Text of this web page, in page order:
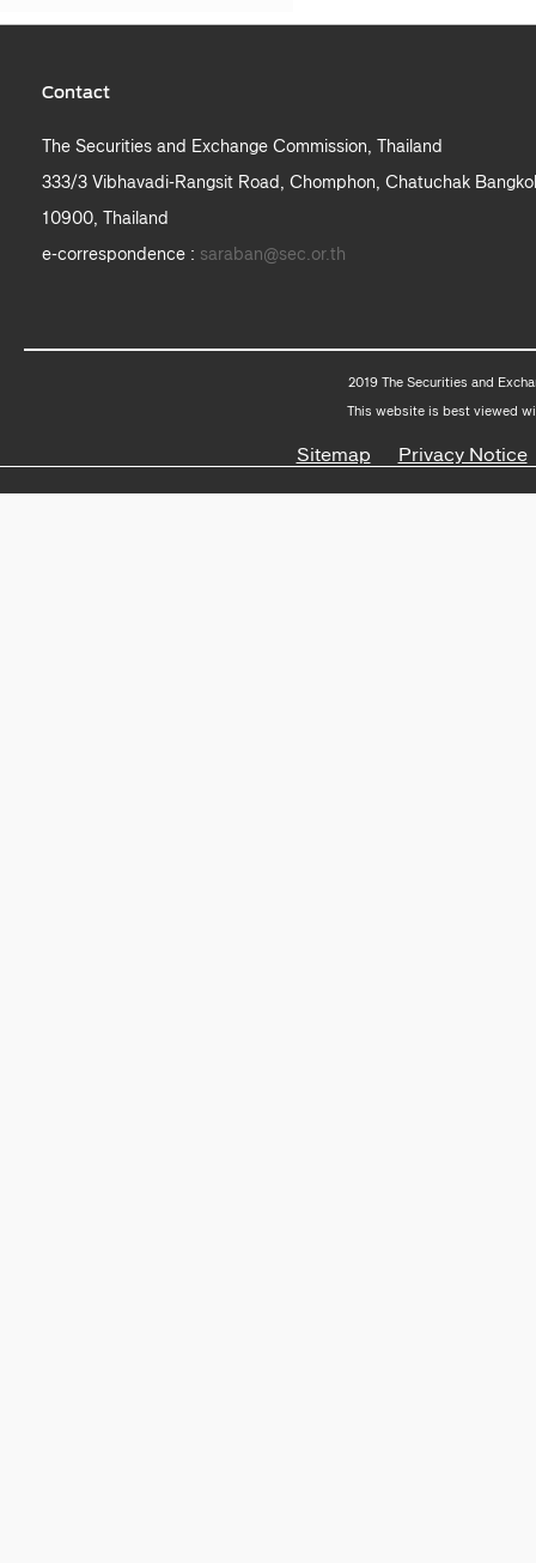
Contact
The Securities and Exchange Commission, Thailand
333/3 Vibhavadi-Rangsit Road, Chomphon, Chatuchak
10900, Thailand
e-correspondence : saraban@sec.or.th
2019 The Securities and
This website is best viewed
Sitemap Privacy Notice